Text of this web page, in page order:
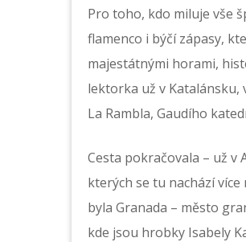
Pro toho, kdo miluje vše
flamenco i býčí zápasy,
majestátnými horami,
lektorka už v Katalánsku,
La Rambla, Gaudího
Cesta pokračovala – už v
kterých se tu nachází
byla Granada – město
kde jsou hrobky Isabely